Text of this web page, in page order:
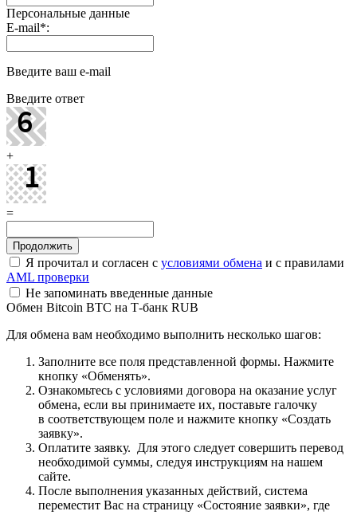
Персональные данные
E-mail*:
Введите ваш e-mail
Введите ответ
+
=
Я прочитал и согласен с условиями обмена и с правилами
AML проверки
Не запоминать введенные данные
Обмен Bitcoin BTC на Т-банк RUB
Для обмена вам необходимо выполнить несколько шагов:
Заполните все поля представленной формы. Нажмите
кнопку «Обменять».
Ознакомьтесь с условиями договора на оказание услуг
обмена, если вы принимаете их, поставьте галочку
в соответствующем поле и нажмите кнопку «Создать
заявку».
Оплатите заявку. Для этого следует совершить перевод
необходимой суммы, следуя инструкциям на нашем
сайте.
После выполнения указанных действий, система
переместит Вас на страницу «Состояние заявки», где